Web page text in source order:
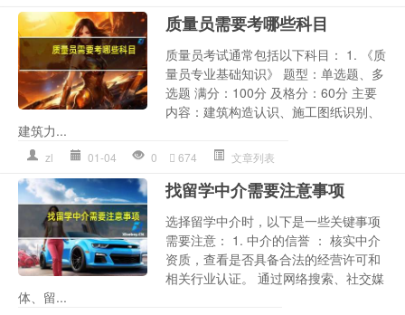
质量员需要考哪些科目
质量员考试通常包括以下科目： 1. 《质
量员专业基础知识》 题型：单选题、多
选题 满分：100分 及格分：60分 主要
内容：建筑构造认识、施工图纸识别、
建筑力...
zl 01-04 0 674 文章列表
找留学中介需要注意事项
选择留学中介时，以下是一些关键事项
需要注意： 1. 中介的信誉 ： 核实中介
资质，查看是否具备合法的经营许可和
相关行业认证。 通过网络搜索、社交媒
体、留...